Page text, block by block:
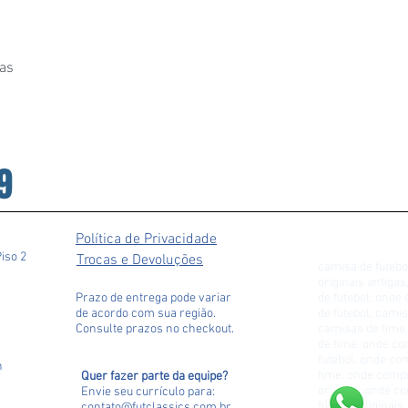
Política de Privacidade
Trocas e Devoluções
Prazo de entrega pode variar
de acordo com sua região.
Consulte prazos no checkout.
original. onde
Quer fazer parte da equipe?
Envie seu currículo para:
2